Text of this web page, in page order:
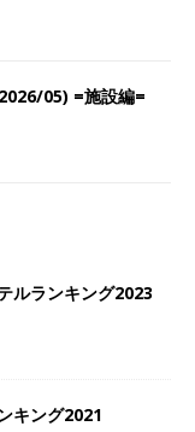
05) =施設編=
ルランキング2023
キング2021